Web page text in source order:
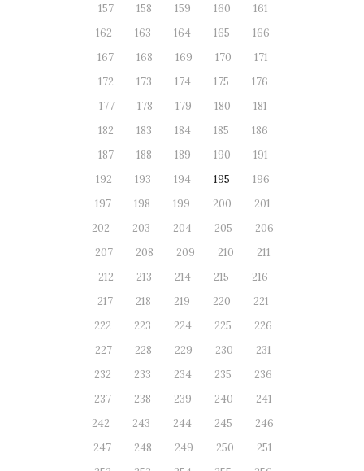
157
158 159 160
161
162
163 164 165
166
167
168 169 170
171
172
173 174 175
176
177
178 179 180
181
182
183 184 185
186
187
188 189 190
191
192
193 194 195
196
197
198 199 200
201
202
203 204 205
206
207
208 209 210
211
212
213 214 215
216
217
218 219 220
221
222
223 224 225
226
227
228 229 230
231
232
233 234 235
236
237
238 239 240
241
242
243 244 245
246
247
248 249 250
251